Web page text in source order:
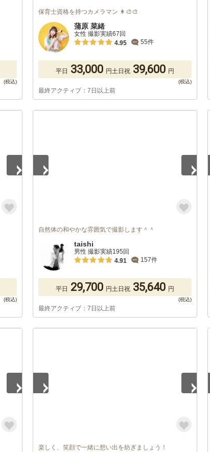
保育士資格を持つカメラマン 👩‍🎨🎨
蒲原 菜緒
女性 撮影実績67回
4.95
55件
平日 33,000 円土日祝 39,600 円
最終アクティブ：7日以上前
自然体の和やかな雰囲気で撮影します＾＾
taishi
男性 撮影実績195回
4.91
157件
平日 29,700 円土日祝 35,640 円
最終アクティブ：7日以上前
楽しく、笑顔で一緒に想い出を紡ぎましょう！